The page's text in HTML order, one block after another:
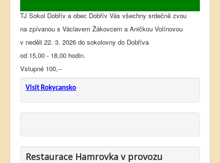
TJ Sokol Dobřív a obec Dobřív Vás všechny srdečně zvou
na zpívanou s Václavem Žákovcem a Aničkou Volínovou
v neděli 22. 3. 2026 do sokolovny do Dobříva
od 15,00 - 18,00 hodin.
Vstupné 100,--
Visit Rokycansko
Restaurace Hamrovka v provozu